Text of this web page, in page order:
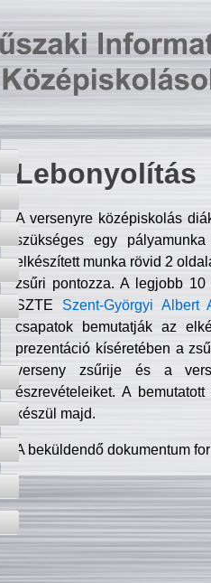
Lebonyolítás
A versenyre középiskolás
szükséges egy
elkészített munka rövid 2
zsűri pontozza. A legjobb
SZTE Szent-Györgyi Albert
csapatok bemutatják az
prezentáció kíséretében a
verseny zsűrije és a
észrevételeiket. A
készül majd.
A beküldendő dokumentum